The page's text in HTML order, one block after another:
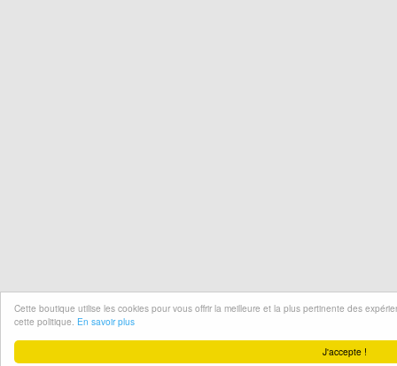
J'accepte !
Cette boutique utilise les cookies pour vous offrir la meilleure et la plus pertinente des
cette politique. En savoir plus